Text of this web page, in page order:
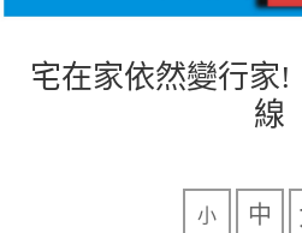
宅在家依然變行
線
小 中